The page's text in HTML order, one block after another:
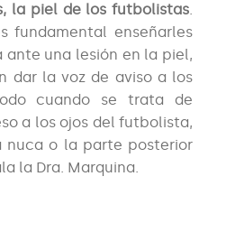
la piel de los futbolistas.
fundamental enseñarles
ante una lesión en la piel,
dar la voz de aviso a los
cuando se trata de
a los ojos del futbolista,
nuca o la parte posterior
la Dra. Marquina.